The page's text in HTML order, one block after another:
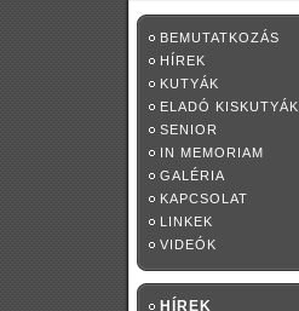
BEMUTATKOZÁS
HÍREK
KUTYÁK
ELADÓ KISKUTYÁK
SENIOR
IN MEMORIAM
GALÉRIA
KAPCSOLAT
LINKEK
VIDEÓK
HÍREK